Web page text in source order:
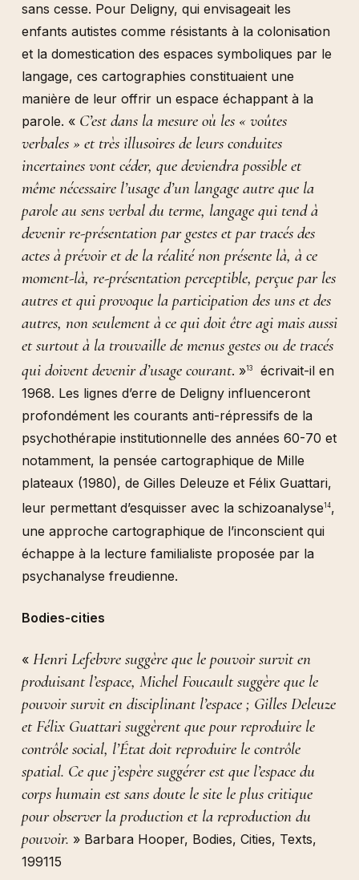
sans cesse. Pour Deligny, qui envisageait les
enfants autistes comme résistants à la colonisation
et la domestication des espaces symboliques par le
langage, ces cartographies constituaient une
manière de leur offrir un espace échappant à la
parole. « C’est dans la mesure où les « voûtes
verbales » et très illusoires de leurs conduites
incertaines vont céder, que deviendra possible et
même nécessaire l’usage d’un langage autre que la
parole au sens verbal du terme, langage qui tend à
devenir re-présentation par gestes et par tracés des
actes à prévoir et de la réalité non présente là, à ce
moment-là, re-présentation perceptible, perçue par les
autres et qui provoque la participation des uns et des
autres, non seulement à ce qui doit être agi mais aussi
et surtout à la trouvaille de menus gestes ou de tracés
qui doivent devenir d’usage courant. »13écrivait-il en
1968. Les lignes d’erre de Deligny influenceront
profondément les courants anti-répressifs de la
psychothérapie institutionnelle des années 60-70 et
notamment, la pensée cartographique de Mille
plateaux (1980), de Gilles Deleuze et Félix Guattari,
leur permettant d’esquisser avec la schizoanalyse14,
une approche cartographique de l’inconscient qui
échappe à la lecture familialiste proposée par la
psychanalyse freudienne.
Bodies-cities
« Henri Lefebvre suggère que le pouvoir survit en
produisant l’espace, Michel Foucault suggère que le
pouvoir survit en disciplinant l’espace ; Gilles Deleuze
et Félix Guattari suggèrent que pour reproduire le
contrôle social, l’État doit reproduire le contrôle
spatial. Ce que j’espère suggérer est que l’espace du
corps humain est sans doute le site le plus critique
pour observer la production et la reproduction du
pouvoir. » Barbara Hooper, Bodies, Cities, Texts,
199115